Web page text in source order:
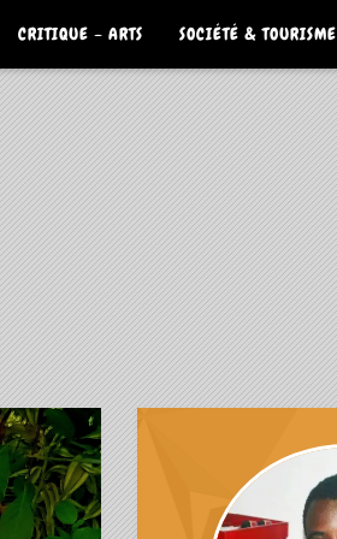
CRITIQUE – ARTS SOCIÉTÉ & TOURISME